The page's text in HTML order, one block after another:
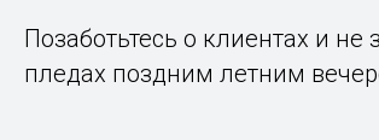
Позаботьтесь о клиентах и не
пледах поздним летним